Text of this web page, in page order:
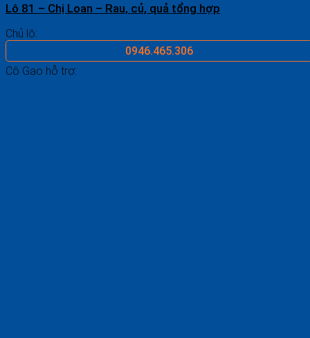
Lô 81 – Chị Loan – Rau, củ, quả tổng hợp
Chủ lô:
0946.465.306
Cô Gạo hỗ trợ: